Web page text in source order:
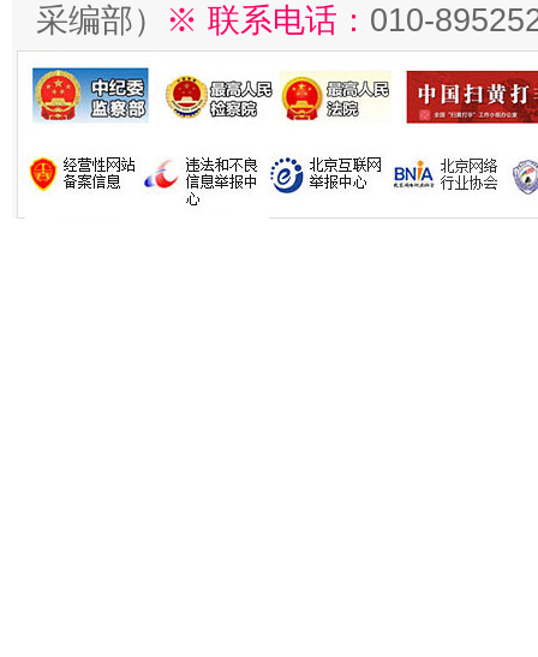
采编部） ※ 联系电话： 010-